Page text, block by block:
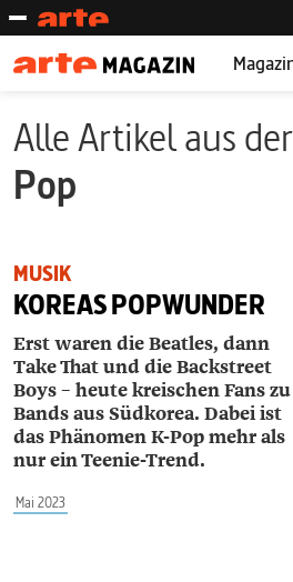
Alle Artikel aus
Pop
MUSIK
KOREAS POPWUNDER
Erst waren die Beatles, dann
Take That und die Backstreet
Boys – heute kreischen Fans zu
Bands aus Südkorea. Dabei ist
das Phänomen K-Pop mehr als
nur ein Teenie-Trend.
Mai 2023